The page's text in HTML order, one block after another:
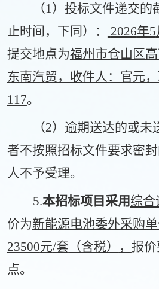
（1）投标文件递交的
止时间，下同）：
2026年5
提交地点为福州市仓山区
东南汽贸，收件人：官元
117。
（2）逾期送达的或未
者不按照招标文件要求密
人不予受理。
5.本招标项目采用 综合
价为新能源电池委外采购
23500元/套 （含税） ， 报
点。